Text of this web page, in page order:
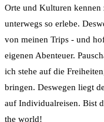
Orte und Kulturen
unterwegs so erlebe.
von meinen Trips - und
eigenen Abenteuer.
ich stehe auf die
bringen. Deswegen liegt
auf Individualreisen. Bist
the world!